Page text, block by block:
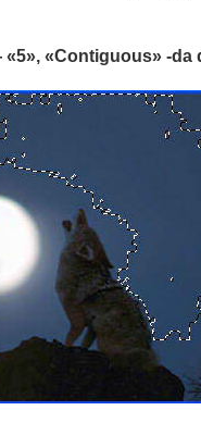
«Contiguous» -da